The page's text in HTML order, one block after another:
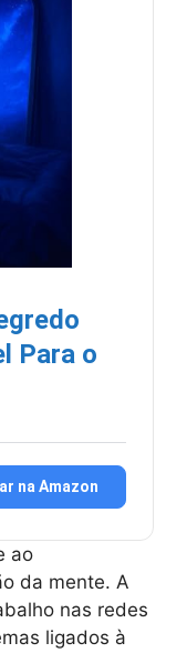
Para o
na Amazon
ao
da mente. A
nas redes
ligados à